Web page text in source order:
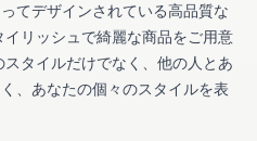
てデザインされている高品質な
リッシュで綺麗な商品をご用意
タイルだけでなく、他の人とあ
、あなたの個々のスタイルを表